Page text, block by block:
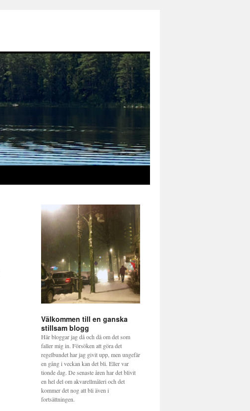
Välkommen till en ganska
stillsam blogg
Här bloggar jag då och då om det som
faller mig in. Försöken att göra det
regelbundet har jag givit upp, men ungefär
en gång i veckan kan det bli. Eller var
tionde dag. De senaste åren har det blivit
en hel del om akvarellmåleri och det
kommer det nog att bli även i
fortsättningen.